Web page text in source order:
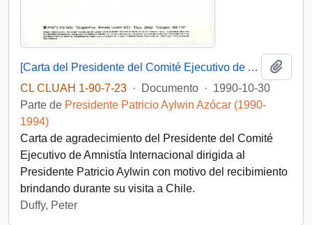
[Carta del Presidente del Comité Ejecutivo de Amnistía Internacional dirigida al Presidente Patricio Aylwin]
CL CLUAH 1-90-7-23 · Documento · 1990-10-30
Parte de Presidente Patricio Aylwin Azócar (1990-
1994)
Carta de agradecimiento del Presidente del Comité
Ejecutivo de Amnistía Internacional dirigida al
Presidente Patricio Aylwin con motivo del recibimiento
brindando durante su visita a Chile.
Duffy, Peter